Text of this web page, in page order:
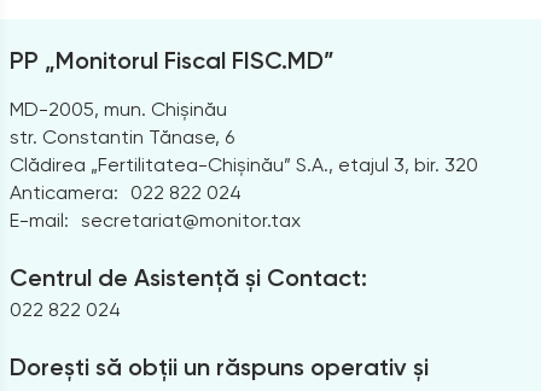
PP „Monitorul Fiscal FISC.MD”
MD-2005, mun. Chișinău
str. Constantin Tănase, 6
Clădirea „Fertilitatea-Chișinău” S.A., etajul 3, bir. 320
Anticamera:
022 822 024
E-mail: secretariat@monitor.tax
Centrul de Asistență și Contact:
022 822 024
Dorești să obții un răspuns operativ și